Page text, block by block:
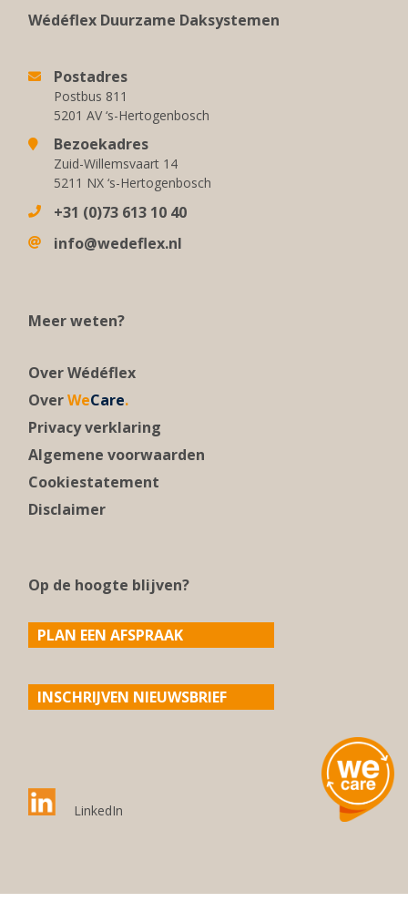
Wédéflex Duurzame Daksystemen
Postadres
Postbus 811
5201 AV ‘s-Hertogenbosch
Bezoekadres
Zuid-Willemsvaart 14
5211 NX ‘s-Hertogenbosch
+31 (0)73 613 10 40
info@wedeflex.nl
Meer weten?
Over Wédéflex
OverWeCare.
Privacy verklaring
Algemene voorwaarden
Cookiestatement
Disclaimer
Op de hoogte blijven?
PLAN EEN AFSPRAAK
INSCHRIJVEN NIEUWSBRIEF
LinkedIn